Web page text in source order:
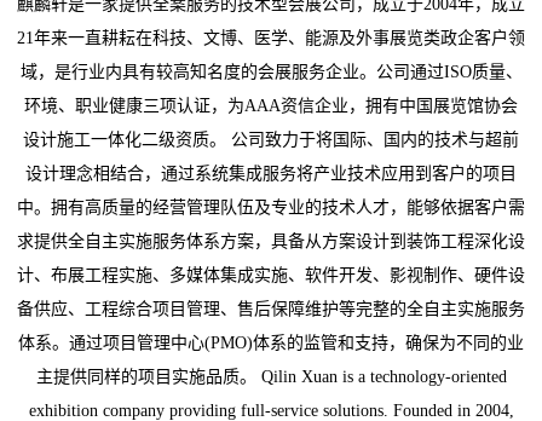
麒麟轩是一家提供全案服务的技术型会展公司，成立于2004年，成立
21年来一直耕耘在科技、文博、医学、能源及外事展览类政企客户领
域，是行业内具有较高知名度的会展服务企业。公司通过ISO质量、
环境、职业健康三项认证，为AAA资信企业，拥有中国展览馆协会
设计施工一体化二级资质。 公司致力于将国际、国内的技术与超前
设计理念相结合，通过系统集成服务将产业技术应用到客户的项目
中。拥有高质量的经营管理队伍及专业的技术人才，能够依据客户需
求提供全自主实施服务体系方案，具备从方案设计到装饰工程深化设
计、布展工程实施、多媒体集成实施、软件开发、影视制作、硬件设
备供应、工程综合项目管理、售后保障维护等完整的全自主实施服务
体系。通过项目管理中心(PMO)体系的监管和支持，确保为不同的业
主提供同样的项目实施品质。 Qilin Xuan is a technology-oriented
exhibition company providing full-service solutions. Founded in 2004,